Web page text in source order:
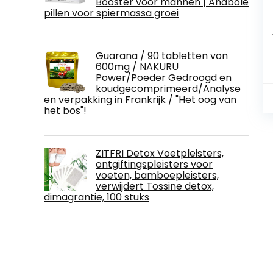
pillen voor spiermassa groei
Guarana / 90 tabletten von
600mg / NAKURU
Power/Poeder Gedroogd en
koudgecomprimeerd/Analyse
en verpakking in Frankrijk / "Het oog van
het bos"!
ZITFRI Detox Voetpleisters,
ontgiftingspleisters voor
voeten, bamboepleisters,
verwijdert Tossine detox,
dimagrantie, 100 stuks